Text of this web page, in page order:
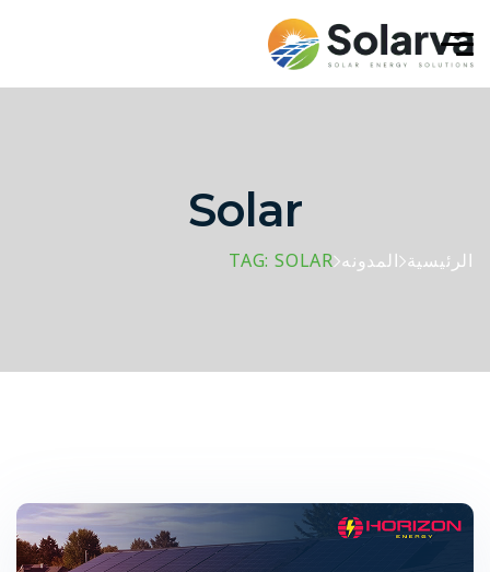
Solar
الرئيسية المدونه TAG: SOLAR